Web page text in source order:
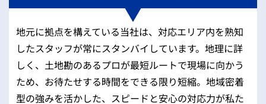
地元に拠点を構えている当社は、対応エリア内を熟知
したスタッフが常にスタンバイしています。地理に詳
しく、土地勘のあるプロが最短ルートで現場に向かう
ため、お待たせする時間をできる限り短縮。地域密着
型の強みを活かした、スピードと安心の対応力が私た